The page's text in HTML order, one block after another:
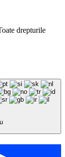
drepturile